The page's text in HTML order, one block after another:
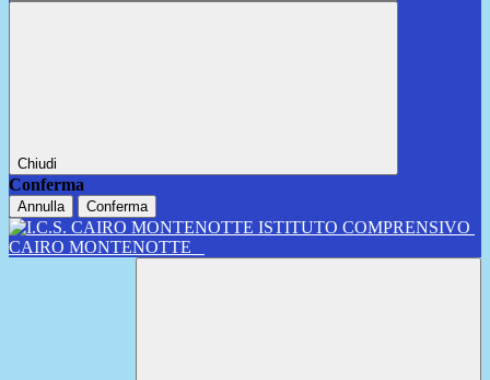
Chiudi
Conferma
Annulla Conferma
ISTITUTO COMPRENSIVO
CAIRO MONTENOTTE